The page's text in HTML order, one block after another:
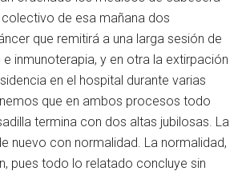
colectivo de esa mañana dos
que remitirá a una larga sesión de
inmunoterapia, y en otra la extirpación
en el hospital durante varias
que en ambos procesos todo
termina con dos altas jubilosas. La
nuevo con normalidad. La normalidad,
pues todo lo relatado concluye sin